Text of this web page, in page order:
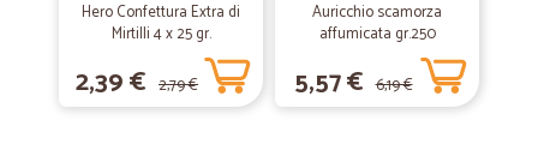
Hero Confettura Extra di
Mirtilli 4 x 25 gr.
2,39 € 2,79 €
Auricchio scamorza
affumicata gr.250
5,57 € 6,19 €